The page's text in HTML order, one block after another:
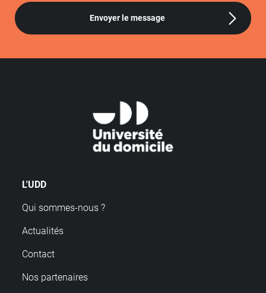
Envoyer le message
L'UDD
Qui sommes-nous ?
Actualités
Contact
Nos partenaires